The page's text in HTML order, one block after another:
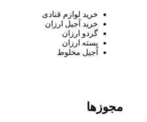
خرید لوازم قنادی
خرید آجیل ارزان
گردو ارزان
پسته ارزان
آجیل مخلوط
مجوزها